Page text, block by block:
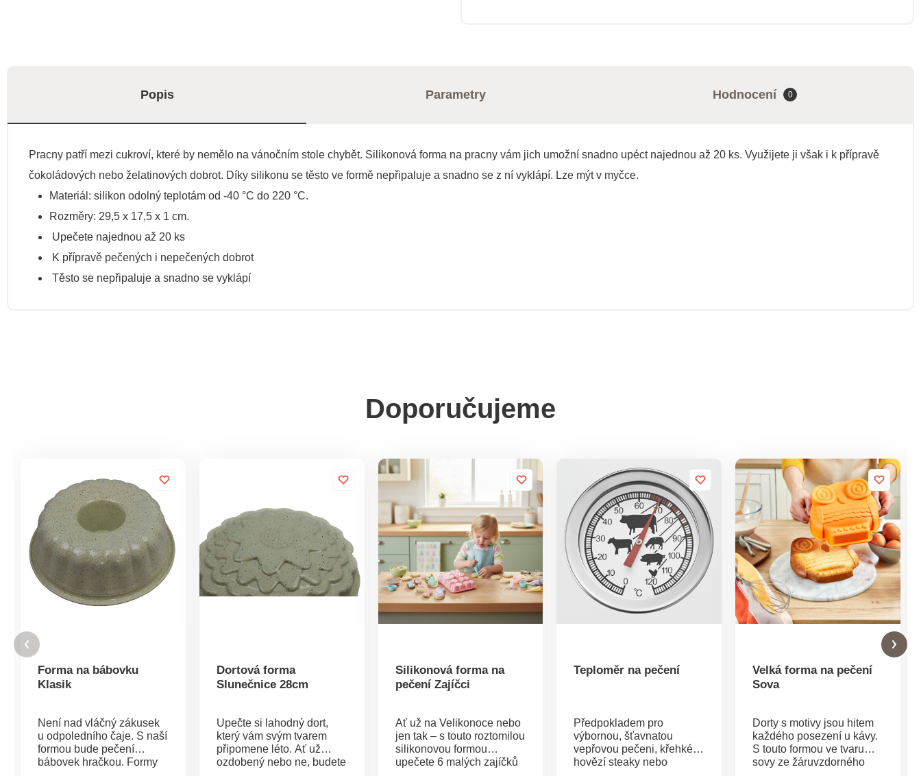
Popis Parametry Hodnocení 0
Pracny patří mezi cukroví, které by nemělo na vánočním stole chybět. Silikonová forma na pracny vám jich umožní snadno upéct najednou až 20 ks. Využijete ji však i k přípravě
čokoládových nebo želatinových dobrot. Díky silikonu se těsto ve formě nepřipaluje a snadno se z ní vyklápí. Lze mýt v myčce.
Materiál: silikon odolný teplotám od -40 °C do 220 °C.
Rozměry: 29,5 x 17,5 x 1 cm.
Upečete najednou až 20 ks
K přípravě pečených i nepečených dobrot
Těsto se nepřipaluje a snadno se vyklápí
Doporučujeme
Forma na bábovku
Klasik
Není nad vláčný zákusek
u odpoledního čaje. S naší
formou bude pečení
bábovek hračkou. Formy
Dortová forma
Slunečnice 28cm
Upečte si lahodný dort,
který vám svým tvarem
připomene léto. Ať už
ozdobený nebo ne, budete
Silikonová forma na
pečení Zajíčci
Ať už na Velikonoce nebo
jen tak – s touto roztomilou
silikonovou formou
upečete 6 malých zajíčků
Teploměr na pečení
Předpokladem pro
výbornou, šťavnatou
vepřovou pečeni, křehké
hovězí steaky nebo
Velká forma na pečení
Sova
Dorty s motivy jsou hitem
každého posezení u kávy.
S touto formou ve tvaru
sovy ze žáruvzdorného